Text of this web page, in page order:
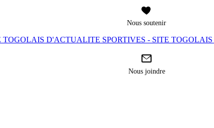
Nous soutenir
TOGOLAIS D'ACTUALITE SPORTIVES - SITE
Nous joindre